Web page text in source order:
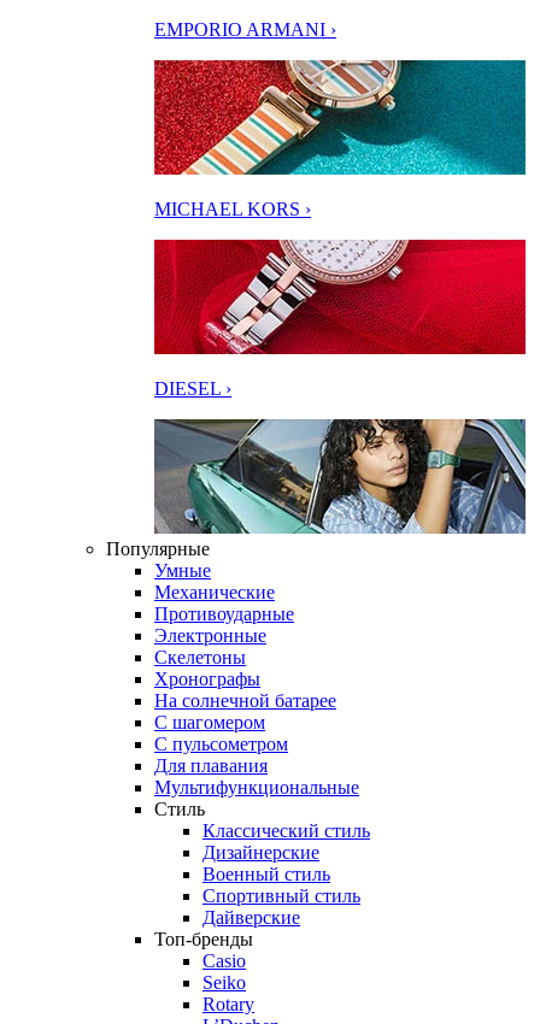
EMPORIO ARMANI ›
MICHAEL KORS ›
DIESEL ›
Популярные
Умные
Механические
Противоударные
Электронные
Скелетоны
Хронографы
На солнечной батарее
С шагомером
С пульсометром
Для плавания
Мультифункциональные
Стиль
Классический стиль
Дизайнерские
Военный стиль
Спортивный стиль
Дайверские
Топ-бренды
Casio
Seiko
Rotary